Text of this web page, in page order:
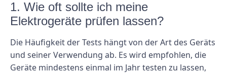
1. Wie oft sollte ich meine
Elektrogeräte prüfen lassen?
Die Häufigkeit der Tests hängt von der Art des Geräts
und seiner Verwendung ab. Es wird empfohlen, die
Geräte mindestens einmal im Jahr testen zu lassen,